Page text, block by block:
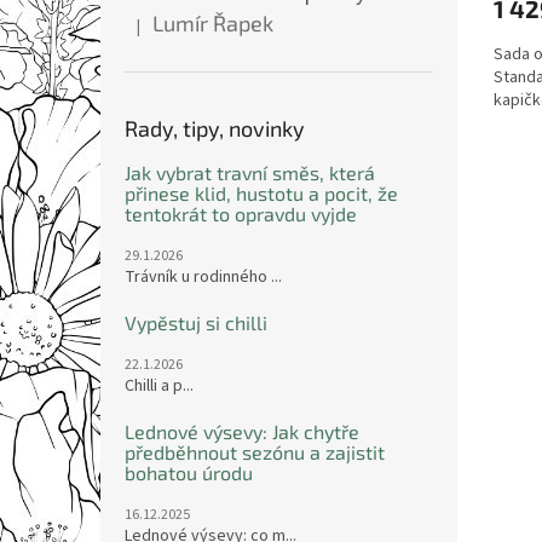
Hodnocení produktu je 5 z 5 hvězdiček.
| Lumír Řapek
Rady, tipy, novinky
Jak vybrat travní směs, která
přinese klid, hustotu a pocit, že
tentokrát to opravdu vyjde
29.1.2026
Trávník u rodinného ...
Vypěstuj si chilli
22.1.2026
Chilli a p...
Lednové výsevy: Jak chytře
předběhnout sezónu a zajistit
bohatou úrodu
16.12.2025
Lednové výsevy: co m...
1
Sada